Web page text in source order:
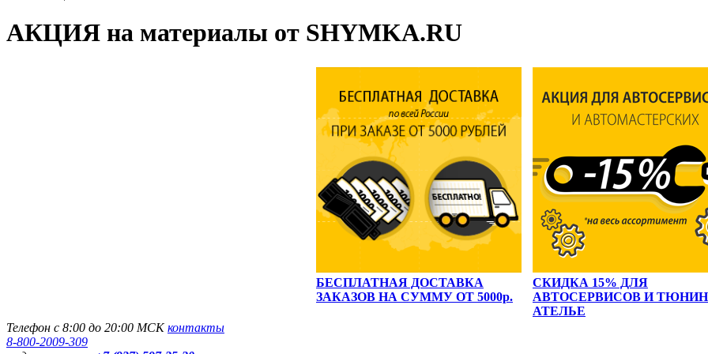
АКЦИЯ на материалы от SHYMKA.RU
БЕСПЛАТНАЯ ДОСТАВКА
ЗАКАЗОВ НА СУММУ ОТ 5000р.
СКИДКА 15% ДЛЯ
АВТОСЕРВИСОВ И
АТЕЛЬЕ
Телефон с 8:00 до 20:00 МСКконтакты
8-800-2009-309